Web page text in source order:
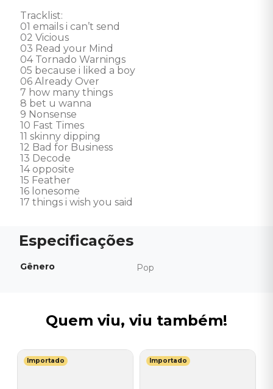
Tracklist:
01 emails i can’t send
02 Vicious
03 Read your Mind
04 Tornado Warnings
05 because i liked a boy
06 Already Over
7 how many things
8 bet u wanna
9 Nonsense
10 Fast Times
11 skinny dipping
12 Bad for Business
13 Decode
14 opposite
15 Feather
16 lonesome
17 things i wish you said
Gênero Pop
Quem viu, viu também!
Importado Importado